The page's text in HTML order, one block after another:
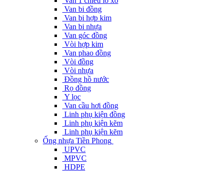
Van bi đồng
Van bi hợp kim
Van bi nhựa
Van góc đồng
Vòi hợp kim
Van phao đồng
Vòi đồng
Vòi nhựa
Đồng hồ nước
Rọ đồng
Y lọc
Van cầu hơi đồng
Linh phụ kiện đồng
Linh phụ kiện kẽm
Linh phụ kiện kẽm
Ống nhựa Tiền Phong
UPVC
MPVC
HDPE